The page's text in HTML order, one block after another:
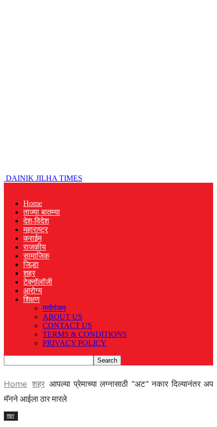
DAINIK JILHA TIMES
Home
ताज्या बातम्या
देश-विदेश
महाराष्ट्र
क्राईम
राजकीय
सामाजिक
जिल्हा
शहर
टेक्नॉलॉजी
आरोग्य
शिक्षण
मनोरंजन
ABOUT US
CONTACT US
TERMS & CONDITIONS
PRIVACY POLICY
Home शहर आपल्या प्रेमाच्या लग्नासाठी "अट" नकार दिल्यानंतर अप
मॅनने आईला ठार मारले
शहर